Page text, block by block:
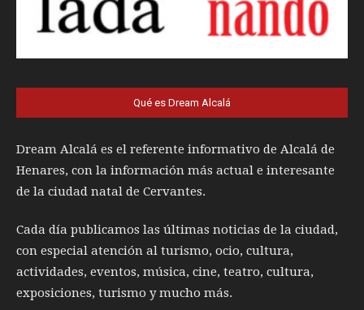
Qué es Dream Alcalá
Dream Alcalá es el referente informativo de Alcalá de
Henares, con la información más actual e interesante
de la ciudad natal de Cervantes.
Cada día publicamos las últimas noticias de la ciudad,
con especial atención al turismo, ocio, cultura,
actividades, eventos, música, cine, teatro, cultura,
exposiciones, turismo y mucho más.